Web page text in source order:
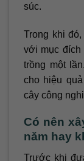
súc.
Trong khi
với mục đích
trồng một
cho hiệu
cây công
Có nên
năm hay
Trước khi